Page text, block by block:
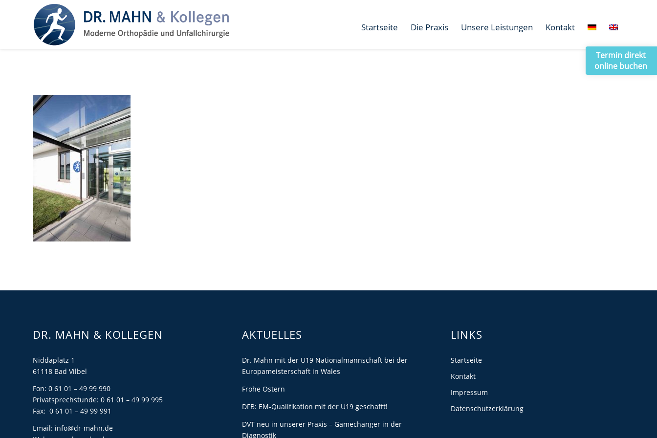
Termin direkt
online buchen
Startseite Die Praxis Unsere Leistungen Kontakt
DR. MAHN & KOLLEGEN
Niddaplatz 1
61118 Bad Vilbel
Fon: 0 61 01 – 49 99 990
Privatsprechstunde: 0 61 01 – 49 99 995
Fax: 0 61 01 – 49 99 991
Email: info@dr-mahn.de
AKTUELLES
Dr. Mahn mit der U19 Nationalmannschaft bei der
Europameisterschaft in Wales
Frohe Ostern
DFB: EM-Qualifikation mit der U19 geschafft!
DVT neu in unserer Praxis – Gamechanger in der
Diagnostik
LINKS
Startseite
Kontakt
Impressum
Datenschutzerklärung